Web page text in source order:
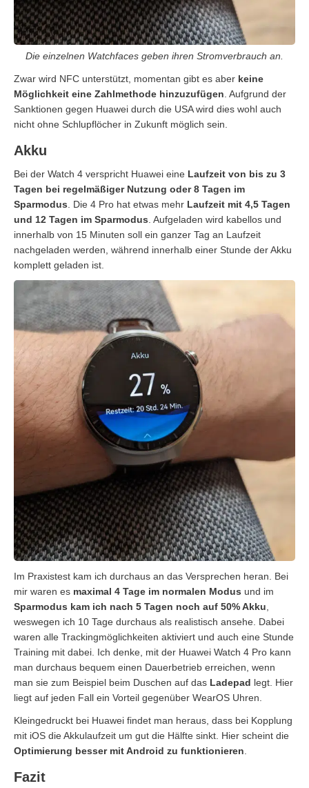
Die einzelnen Watchfaces geben ihren Stromverbrauch an.
Zwar wird NFC unterstützt, momentan gibt es aber keine
Möglichkeit eine Zahlmethode hinzuzufügen . Aufgrund der
Sanktionen gegen Huawei durch die USA wird dies wohl auch
nicht ohne Schlupflöcher in Zukunft möglich sein.
Akku
Bei der Watch 4 verspricht Huawei eine Laufzeit von bis zu 3
Tagen bei regelmäßiger Nutzung oder 8 Tagen im
Sparmodus . Die 4 Pro hat etwas mehr Laufzeit mit 4,5 Tagen
und 12 Tagen im Sparmodus . Aufgeladen wird kabellos und
innerhalb von 15 Minuten soll ein ganzer Tag an Laufzeit
nachgeladen werden, während innerhalb einer Stunde der Akku
komplett geladen ist.
Im Praxistest kam ich durchaus an das Versprechen heran. Bei
mir waren es maximal 4 Tage im normalen Modus und im
Sparmodus kam ich nach 5 Tagen noch auf 50% Akku,
weswegen ich 10 Tage durchaus als realistisch ansehe. Dabei
waren alle Trackingmöglichkeiten aktiviert und auch eine Stunde
Training mit dabei. Ich denke, mit der Huawei Watch 4 Pro kann
man durchaus bequem einen Dauerbetrieb erreichen, wenn
man sie zum Beispiel beim Duschen auf das Ladepad legt. Hier
liegt auf jeden Fall ein Vorteil gegenüber WearOS Uhren.
Kleingedruckt bei Huawei findet man heraus, dass bei Kopplung
mit iOS die Akkulaufzeit um gut die Hälfte sinkt. Hier scheint die
Optimierung besser mit Android zu funktionieren.
Fazit